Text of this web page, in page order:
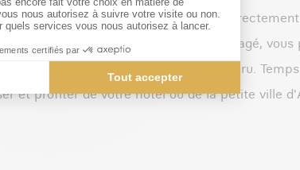
à l'aéroport. Puis, vous êtes
à Arusha. En chemin par temps dégagé,
toit de l'Afrique, ainsi que le mont Meru.
et profiter de votre hôtel ou de la petite ville